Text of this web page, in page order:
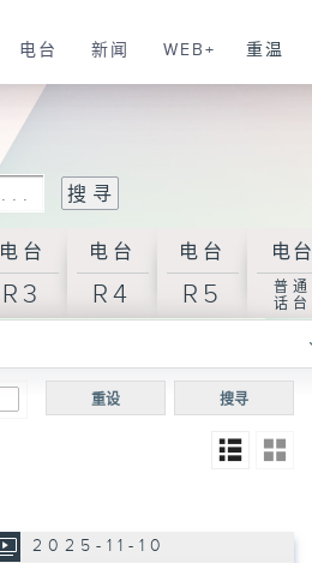
电台 新闻 WEB+ 重温
电台
R3
电台
R4
电台
R5
电台
普通
话台
搜寻
重设
2025-11-10